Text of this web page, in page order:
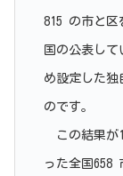
815 の市と区
国の公表して
め設定した独
のです。
この結果が
った全国658